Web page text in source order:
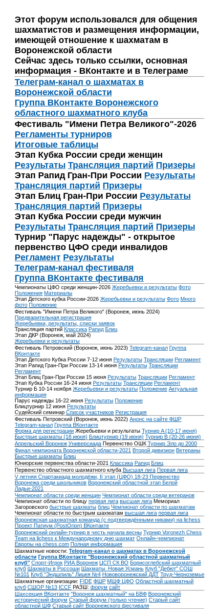
Этот форум использовался для общения
шахматистов и размещения информации,
имеющей отношение к шахматам в
Воронежской области
Сейчас здесь только ссылки, основная
информация - ВКонтакте и в Телеграме
Телеграм-канал о шахматах в
Воронежской области
Группа ВКонтакте Воронежского
областного шахматного клуба
Фестиваль "Имени Петра Великого"-2026
Регламенты турниров
Итоговые таблицы
Этап Кубка России среди женщин
Результаты Трансляция партий Призеры
Этап Рапид Гран-При России Результаты
Трансляция партий Призеры
Этап Блиц Гран-При России Результаты
Трансляция партий Призеры
Этап Кубка России среди мужчин
Результаты Трансляция партий Призеры
Турнир "Парус надежды" - открытое
первенство ЦФО среди инвалидов
Регламент Результаты
Телеграм-канал фестиваля
Группа ВКонтакте фестиваля
Чемпионаты ЦФО среди женщин-2026 Жеребьевки и результаты Фото
Положения Материалы
Этап Детского кубка России-2026 Жеребьевки и результаты Фото Много
фото Положение
Фестиваль "Имени Петра Великого" (Воронеж, июнь 2024)
Предварительная регистрация
Жеребьевки, результаты, списки заявок
Трансляция партий Классика Рапид Блиц
Этап ДКР (Воронеж, май 2024)
Жеребьевки и результаты
Фестиваль Петровский (Воронеж, июнь 2023) Telegram-канал Группа
ВКонтакте
Этап Детского Кубка России 7-12 июня Результаты Трансляции Регламент
Этап Рапид Гран-При России 13-14 июня Результаты Трансляции
Регламент
Этап Блиц Гран-При России 15 июня Результаты Трансляции Регламент
Этап Кубка России 16-24 июня Результаты Трансляции Регламент
Турнир Б 10-14 ноября Жеребьевки и результаты Положение Актуальная
информация
Парус надежды 16-22 июня Результаты Положение
Блицтурнир 12 июня Результаты
Судейский семинар Список участников Регистрация
Фестиваль Петровский (Воронеж, июнь 2022) Анонс на сайте ФШР
Telegram-канал Группа ВКонтакте
Форма для регистрации Жеребьевки и результаты Турнир A (10-17 июня)
Быстрые шахматы (18 июня) Блицтурнир (19 июня) Турнир B (20-26 июня)
Апрельский Воронеж Универсиада Первенство ОШК Турнир Эло до 2000
Финал чемпионата Воронежской области-2021 Второй дивизион Ветераны
Быстрые шахматы Блиц
Юниорские первенства области-2021 Классика Рапид Блиц
Первенство областного шахматного клуба Высшая лига Первая лига
V летняя Спартакиада молодёжи, II этап (ЦФО) 18-23 Первенство
Воронежа среди школьников Воронежский областной этап Белой
Ладьи-2021
Чемпионат области среди женщин Чемпионат области среди ветеранов
Чемпионат области по блицу первая лига высшая лига Мемориал
Загоровского быстрые шахматы блиц Чемпионат области по шахматам
Чемпионат области по быстрым шахматам высшая лига первая лига
Воронежская шахматная команда (с подтверждёнными никами) на lichess
Проект Патиум (PostOrion) ВКонтакте
Воронежский онлайн-турнир в честь начала весны Турнир Voronezh Chess
Team на lichess к Международному дню шахмат Онлайн-чемпионат
Европы на chess.com Полная информация
Шахматные новости: Telegram-канал о шахматах в Воронежской
области Группа ВКонтакте "Воронежский областной шахматный
клуб" Спорт-Игрок РИА Воронеж ЦСП СК ВО Борисоглебский шахматный
клуб Шахматы в Россоши Шахматы. Новая Усмань Клуб "Дебют" СОШ
№101 Клуб "Эндшпиль" Лицея №4 Нововоронежский ДДТ Труд-Черноземье
Шахматные организации: FIDE ФШР МШФ ЦФО Областной шахматный
клуб СШОР №13 ICCF РАЗШ: форум сайт
Шахсекция ВКонтакте "Воронеж шахматный" на БВФ Воронежский
исторический форум Cтарый форум (только чтение) Старый сайт
областной ШФ Старый сайт Воронежского фестиваля